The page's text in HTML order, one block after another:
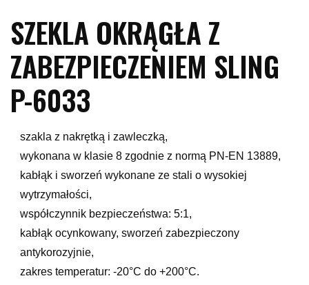
SZEKLA OKRĄGŁA Z
ZABEZPIECZENIEM SLING
P-6033
szakla z nakrętką i zawleczką,
wykonana w klasie 8 zgodnie z normą PN-EN 13889,
kabłąk i sworzeń wykonane ze stali o wysokiej
wytrzymałości,
współczynnik bezpieczeństwa: 5:1,
kabłąk ocynkowany, sworzeń zabezpieczony
antykorozyjnie,
zakres temperatur: -20°C do +200°C.